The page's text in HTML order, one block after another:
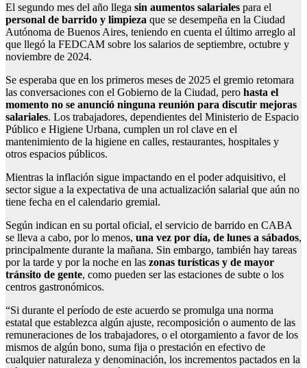
El segundo mes del año llega sin aumentos salariales para el
personal de barrido y limpieza que se desempeña en la Ciudad
Autónoma de Buenos Aires, teniendo en cuenta el último arreglo al
que llegó la FEDCAM sobre los salarios de septiembre, octubre y
noviembre de 2024.
Se esperaba que en los primeros meses de 2025 el gremio retomara
las conversaciones con el Gobierno de la Ciudad, pero hasta el
momento no se anunció ninguna reunión para discutir mejoras
salariales. Los trabajadores, dependientes del Ministerio de Espacio
Público e Higiene Urbana, cumplen un rol clave en el
mantenimiento de la higiene en calles, restaurantes, hospitales y
otros espacios públicos.
Mientras la inflación sigue impactando en el poder adquisitivo, el
sector sigue a la expectativa de una actualización salarial que aún no
tiene fecha en el calendario gremial.
Según indican en su portal oficial, el servicio de barrido en CABA
se lleva a cabo, por lo menos, una vez por día, de lunes a sábados,
principalmente durante la mañana. Sin embargo, también hay tareas
por la tarde y por la noche en las zonas turísticas y de mayor
tránsito de gente, como pueden ser las estaciones de subte o los
centros gastronómicos.
“Si durante el período de este acuerdo se promulga una norma
estatal que establezca algún ajuste, recomposición o aumento de las
remuneraciones de los trabajadores, o el otorgamiento a favor de los
mismos de algún bono, suma fija o prestación en efectivo de
cualquier naturaleza y denominación, los incrementos pactados en la